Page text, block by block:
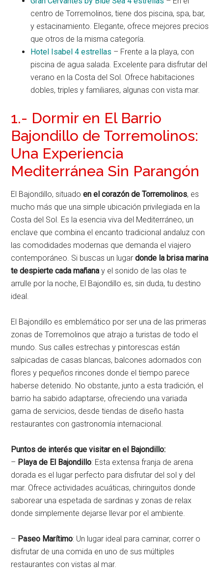
centro de Torremolinos, tiene dos piscina, spa, bar,
y estacinamiento. Elegante, ofrece mejores precios
que otros de la misma categoría.
Hotel Isabel 4 estrellas – Frente a la playa, con
piscina de agua salada. Excelente para disfrutar del
verano en la Costa del Sol. Ofrece habitaciones
dobles, triples y familiares, algunas con vista mar.
1.- Dormir en El Barrio
Bajondillo de Torremolinos:
Una Experiencia
Mediterránea Sin Parangón
El Bajondillo, situado en el corazón de Torremolinos, es
mucho más que una simple ubicación privilegiada en la
Costa del Sol. Es la esencia viva del Mediterráneo, un
enclave que combina el encanto tradicional andaluz con
las comodidades modernas que demanda el viajero
contemporáneo. Si buscas un lugardonde la brisa marina
te despierte cada mañana y el sonido de las olas te
arrulle por la noche, El Bajondillo es, sin duda, tu destino
ideal.
El Bajondillo es emblemático por ser una de las primeras
zonas de Torremolinos que atrajo a turistas de todo el
mundo. Sus calles estrechas y pintorescas están
salpicadas de casas blancas, balcones adornados con
flores y pequeños rincones donde el tiempo parece
haberse detenido. No obstante, junto a esta tradición, el
barrio ha sabido adaptarse, ofreciendo una variada
gama de servicios, desde tiendas de diseño hasta
restaurantes con gastronomía internacional.
Puntos de interés que visitar en el Bajondillo:
– Playa de El Bajondillo: Esta extensa franja de arena
dorada es el lugar perfecto para disfrutar del sol y del
mar. Ofrece actividades acuáticas, chiringuitos donde
saborear una espetada de sardinas y zonas de relax
donde simplemente dejarse llevar por el ambiente.
– Paseo Marítimo: Un lugar ideal para caminar, correr o
disfrutar de una comida en uno de sus múltiples
restaurantes con vistas al mar.